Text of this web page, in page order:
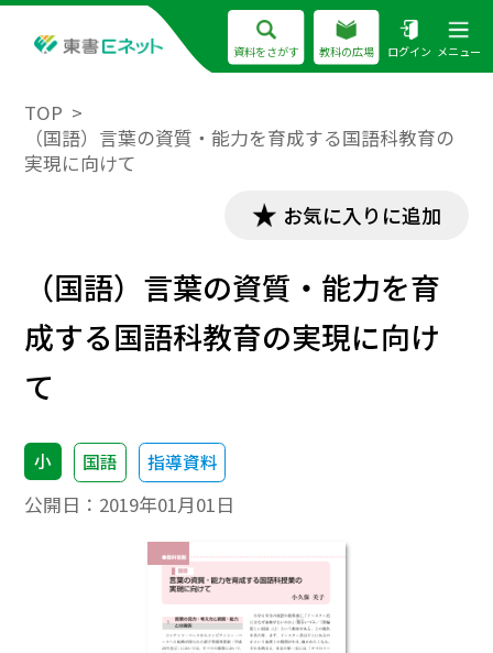
資料をさがす 教科の広場 ログイン メニュー
TOP
（国語）言葉の資質・能力を育成する国語科教育の
実現に向けて
お気に入りに追加
（国語）言葉の資質・能力を育
成する国語科教育の実現に向け
て
小 国語 指導資料
公開日： 2019年01月01日